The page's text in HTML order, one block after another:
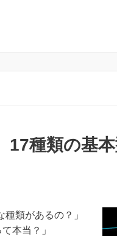
17種類の基
種類があるの？」
本当？」